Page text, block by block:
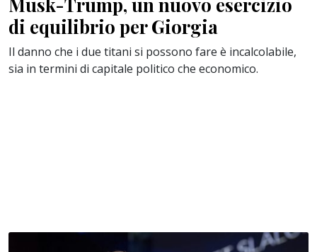
di equilibrio per Giorgia
Il danno che i due titani si possono fare è incalcolabile,
sia in termini di capitale politico che economico.